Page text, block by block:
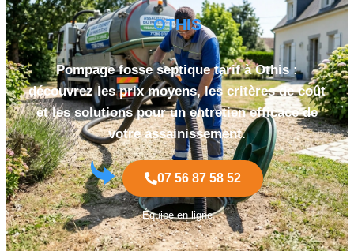
OTHIS
Pompage fosse septique tarif à Othis :
découvrez les prix moyens, les critères de coût
et les solutions pour un entretien efficace de
votre assainissement.
07 56 87 58 52
Équipe en ligne